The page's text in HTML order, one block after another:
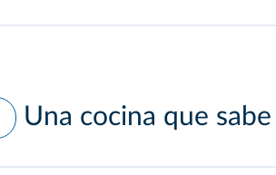
Una cocina que sabe